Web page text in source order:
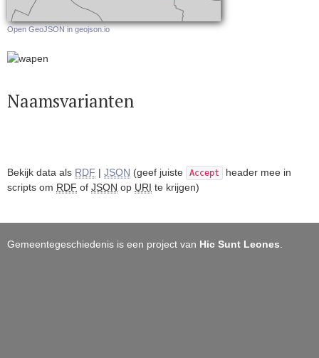
Open GeoJSON in geojson.io
Naamsvarianten
Bekijk data als RDF | JSON (geef juiste Accept
header mee in
scripts om RDF of JSON op URI te krijgen)
Gemeentegeschiedenis is een project van Hic Sunt Leones.